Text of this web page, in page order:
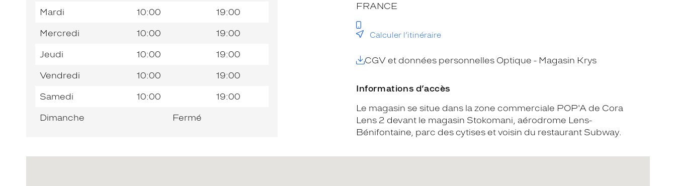
Mardi 10:00 19:00
Mercredi 10:00 19:00
Jeudi 10:00 19:00
Vendredi 10:00 19:00
Samedi 10:00 19:00
Dimanche Fermé
FRANCE
Calculer l’itinéraire
CGV et données personnelles Optique - Magasin Krys
Informations d’accès
Le magasin se situe dans la zone commerciale POP'A de Cora
Lens 2 devant le magasin Stokomani, aérodrome Lens-
Bénifontaine, parc des cytises et voisin du restaurant Subway.